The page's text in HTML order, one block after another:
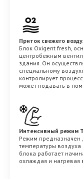
Приток свежего
Блок Oxigent fresh,
центробежным
здания. Он
специальному
контролирует
может подавать в
Интенсивный режим
Режим предназначен
температуры
блока работает
охлаждая и нагревая